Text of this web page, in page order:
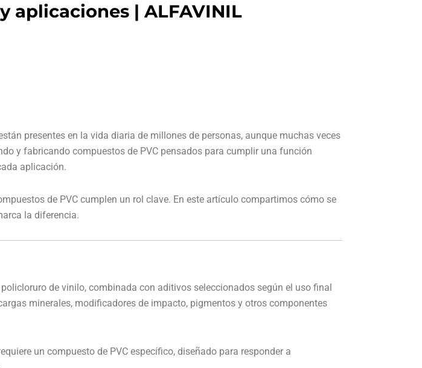
aplicaciones | ALFAVINIL
presentes en la vida diaria de millones de personas, aunque muchas veces
y fabricando compuestos de PVC pensados para cumplir una función
aplicación.
de PVC cumplen un rol clave. En este artículo compartimos cómo se
la diferencia.
de vinilo, combinada con aditivos seleccionados según el uso final
minerales, modificadores de impacto, pigmentos y otros componentes
un compuesto de PVC específico, diseñado para responder a